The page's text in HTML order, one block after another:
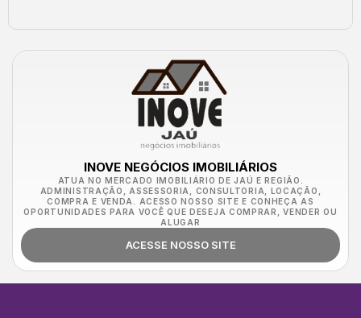
INOVE NEGÓCIOS IMOBILIÁRIOS
ATUA NO MERCADO IMOBILIÁRIO DE JAÚ E REGIÃO.
ADMINISTRAÇÃO, ASSESSORIA, CONSULTORIA, LOCAÇÃO,
COMPRA E VENDA. ACESSO NOSSO SITE E CONHEÇA AS
OPORTUNIDADES PARA VOCÊ QUE DESEJA COMPRAR, VENDER OU
ALUGAR
ACESSE NOSSO SITE